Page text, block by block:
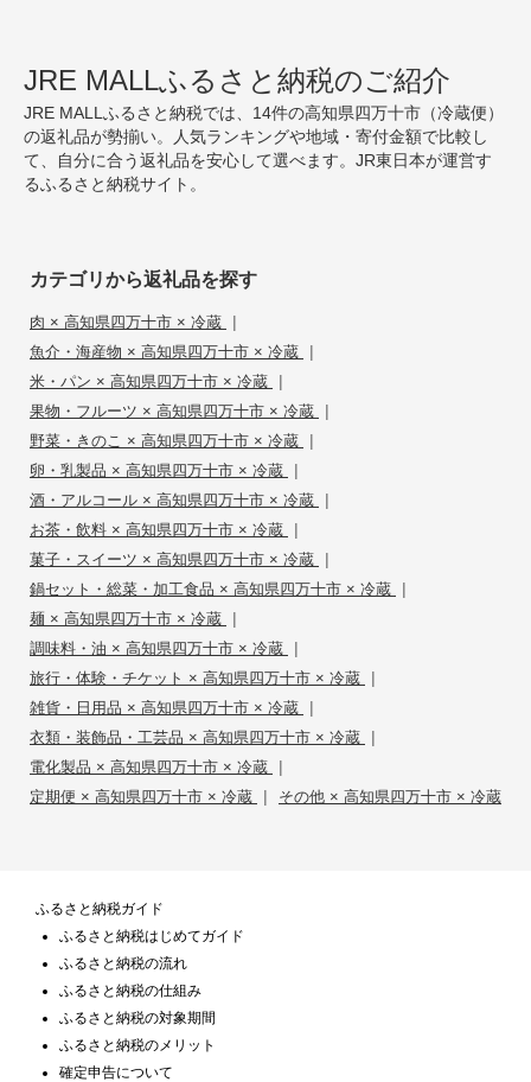
JRE MALLふるさと納税のご紹介
JRE MALLふるさと納税では、14件の高知県四万十市（冷蔵便）
の返礼品が勢揃い。人気ランキングや地域・寄付金額で比較し
て、自分に合う返礼品を安心して選べます。JR東日本が運営す
るふるさと納税サイト。
カテゴリから返礼品を探す
肉 × 高知県四万十市 × 冷蔵 |
魚介・海産物 × 高知県四万十市 × 冷蔵 |
米・パン × 高知県四万十市 × 冷蔵 |
果物・フルーツ × 高知県四万十市 × 冷蔵 |
野菜・きのこ × 高知県四万十市 × 冷蔵 |
卵・乳製品 × 高知県四万十市 × 冷蔵 |
酒・アルコール × 高知県四万十市 × 冷蔵 |
お茶・飲料 × 高知県四万十市 × 冷蔵 |
菓子・スイーツ × 高知県四万十市 × 冷蔵 |
鍋セット・総菜・加工食品 × 高知県四万十市 × 冷蔵 |
麺 × 高知県四万十市 × 冷蔵 |
調味料・油 × 高知県四万十市 × 冷蔵 |
旅行・体験・チケット × 高知県四万十市 × 冷蔵 |
雑貨・日用品 × 高知県四万十市 × 冷蔵 |
衣類・装飾品・工芸品 × 高知県四万十市 × 冷蔵 |
電化製品 × 高知県四万十市 × 冷蔵 |
定期便 × 高知県四万十市 × 冷蔵 | その他 × 高知県四万十市 × 冷蔵
ふるさと納税ガイド
ふるさと納税はじめてガイド
ふるさと納税の流れ
ふるさと納税の仕組み
ふるさと納税の対象期間
ふるさと納税のメリット
確定申告について